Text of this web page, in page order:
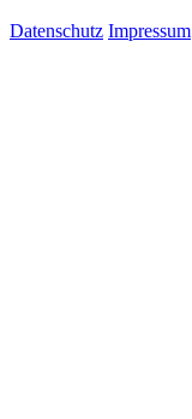
Datenschutz Impressum